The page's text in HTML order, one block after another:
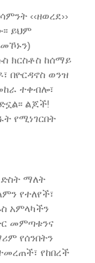
‹‹ዘወረደ››
ይህም
ክርስቶስ ከሰማይ
በዮርዳኖስ ወንዝ
ተቀብሎ፣
ልጆች!
የሚነገርበት
ማለት
የተለየች፣
አምላካችን
መምጣቱንና
የሰንበትን
የከበረች